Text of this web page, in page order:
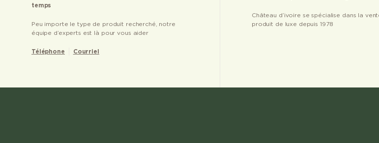
temps
Peu importe le type de produit recherché, notre
équipe d’experts est là pour vous aider
Téléphone Courriel
Château d’ivoire se spécialise dans la
produit de luxe depuis 1978